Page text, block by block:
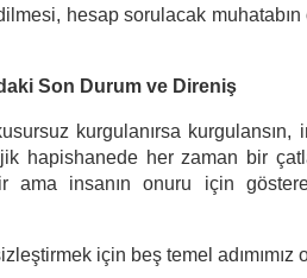
hesap sorulacak muhatabın
Son Durum ve Direniş
kurgulanırsa kurgulansın,
hapishanede her zaman bir
ama insanın onuru için
için beş temel adımımız